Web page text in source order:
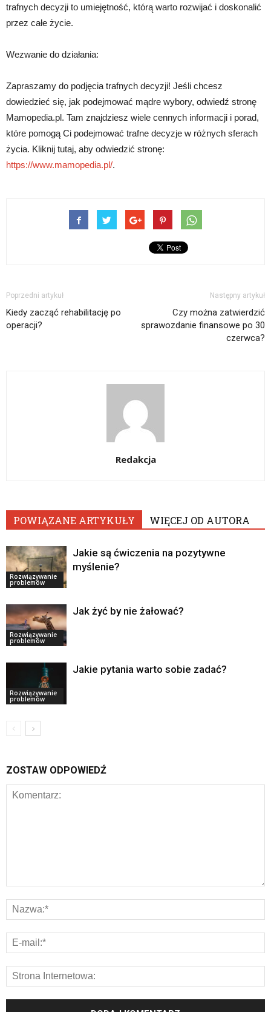
trafnych decyzji to umiejętność, którą warto rozwijać i doskonalić
przez całe życie.
Wezwanie do działania:
Zapraszamy do podjęcia trafnych decyzji! Jeśli chcesz
dowiedzieć się, jak podejmować mądre wybory, odwiedź stronę
Mamopedia.pl. Tam znajdziesz wiele cennych informacji i porad,
które pomogą Ci podejmować trafne decyzje w różnych sferach
życia. Kliknij tutaj, aby odwiedzić stronę:
https://www.mamopedia.pl/.
Poprzedni artykuł
Kiedy zacząć rehabilitację po
operacji?
Następny artykuł
Czy można zatwierdzić
sprawozdanie finansowe po 30
czerwca?
Redakcja
POWIĄZANE ARTYKUŁY WIĘCEJ OD AUTORA
Rozwiązywanie
problemów
Jakie są ćwiczenia na pozytywne
myślenie?
Rozwiązywanie
problemów
Jak żyć by nie żałować?
Rozwiązywanie
problemów
Jakie pytania warto sobie zadać?
ZOSTAW ODPOWIEDŹ